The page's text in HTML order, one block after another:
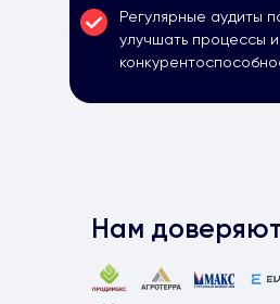
Регулярные аудиты
улучшать процессы
Нам